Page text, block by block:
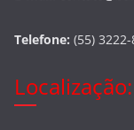
Telefone: (55)
Localização: